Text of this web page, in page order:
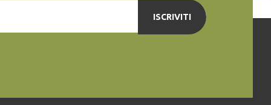
ISCRIVITI